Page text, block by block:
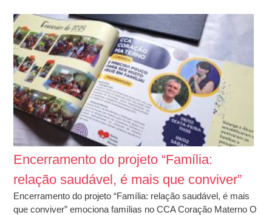
Encerramento do projeto “Família:
relação saudável, é mais que conviver”
Encerramento do projeto “Família: relação saudável, é mais
que conviver” emociona famílias no CCA Coração Materno O